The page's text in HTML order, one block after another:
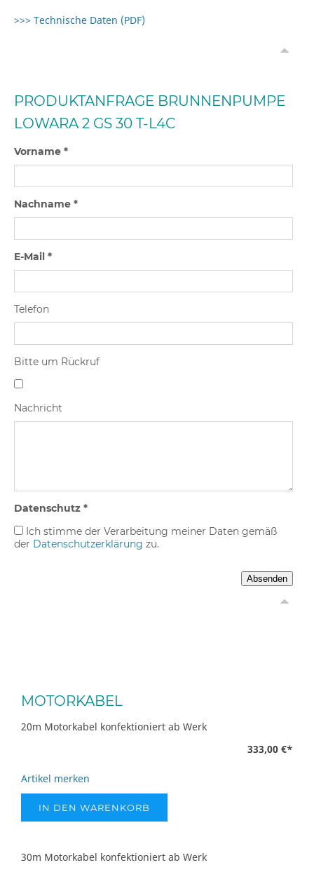
>>> Technische Daten (PDF)
PRODUKTANFRAGE BRUNNENPUMPE
LOWARA 2 GS 30 T-L4C
Vorname *
Nachname *
E-Mail *
Telefon
Bitte um Rückruf
Nachricht
Datenschutz *
Ich stimme der Verarbeitung meiner Daten gemäß
der Datenschutzerklärung zu.
MOTORKABEL
20m Motorkabel konfektioniert ab Werk
333,00 €*
Artikel merken
IN DEN WARENKORB
30m Motorkabel konfektioniert ab Werk